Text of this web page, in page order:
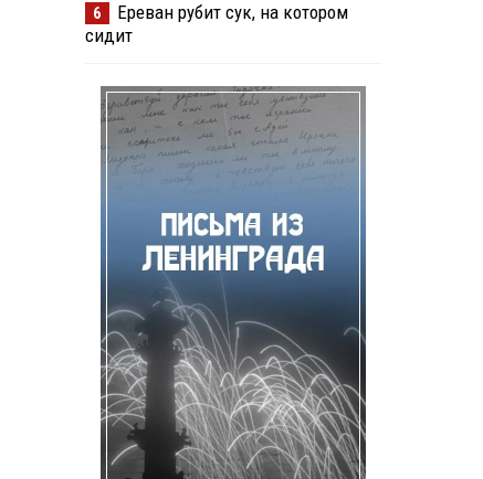
6
Ереван рубит сук, на котором
сидит